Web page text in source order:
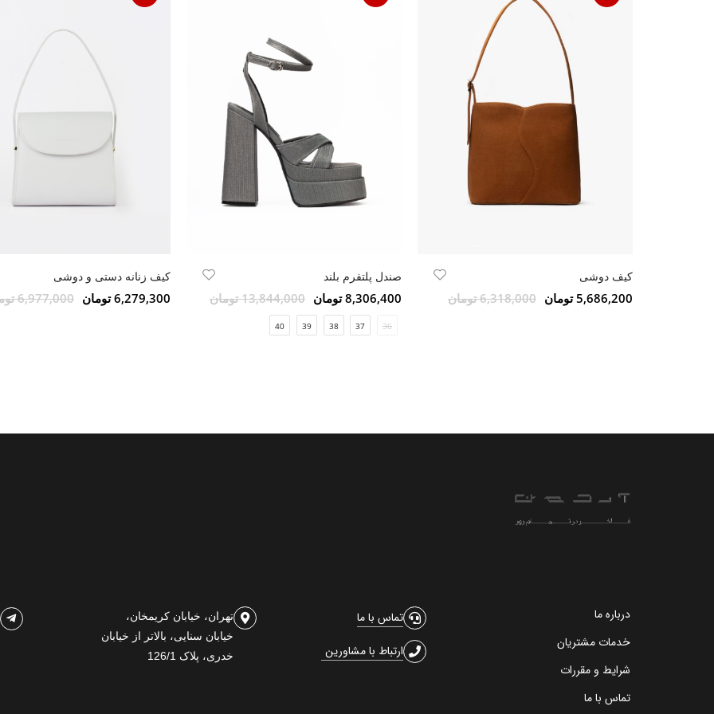
کیف دوشی
5,686,200 تومان 6,318,000 تومان
صندل پلتفرم بلند
8,306,400 تومان 13,844,000 تومان
36
37
38
39
40
کیف زنانه دستی و دوشی
6,279,300 تومان 6,977,000 تومان
درباره ما
خدمات مشتریان
شرایط و مقررات
تماس با ما
تماس با ما
ارتباط با مشاورین
تهران، خیابان کریمخان،
خیابان سنایی، بالاتر از خیابان
خدری، پلاک 126/1